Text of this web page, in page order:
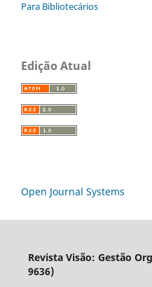
Para Bibliotecários
Edição Atual
Open Journal Systems
Revista Visão: Gestão
9636)